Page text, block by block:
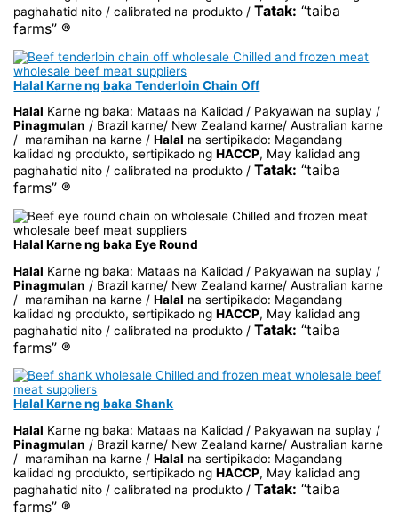
paghahatid nito / calibrated na produkto /Tatak: “taiba
farms” ®
Halal Karne ng baka Tenderloin Chain Off
Halal Karne ng baka: Mataas na Kalidad / Pakyawan na suplay /
Pinagmulan / Brazil karne/ New Zealand karne/ Australian karne
/ maramihan na karne /Halal na sertipikado: Magandang
kalidad ng produkto, sertipikado ngHACCP, May kalidad ang
paghahatid nito / calibrated na produkto /Tatak: “taiba
farms” ®
Halal Karne ng baka Eye Round
Halal Karne ng baka: Mataas na Kalidad / Pakyawan na suplay /
Pinagmulan / Brazil karne/ New Zealand karne/ Australian karne
/ maramihan na karne /Halal na sertipikado: Magandang
kalidad ng produkto, sertipikado ngHACCP, May kalidad ang
paghahatid nito / calibrated na produkto /Tatak: “taiba
farms” ®
Halal Karne ng baka Shank
Halal Karne ng baka: Mataas na Kalidad / Pakyawan na suplay /
Pinagmulan / Brazil karne/ New Zealand karne/ Australian karne
/ maramihan na karne /Halal na sertipikado: Magandang
kalidad ng produkto, sertipikado ngHACCP, May kalidad ang
paghahatid nito / calibrated na produkto /Tatak: “taiba
farms” ®